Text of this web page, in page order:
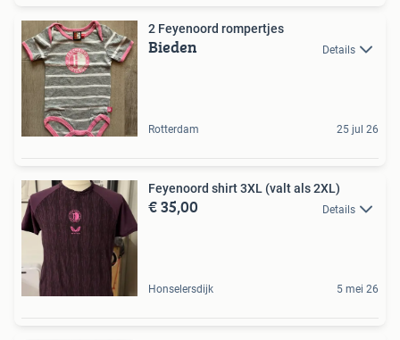
2 Feyenoord rompertjes
Bieden Details
Rotterdam 25 jul 26
Feyenoord shirt 3XL (valt als 2XL)
€ 35,00 Details
Honselersdijk 5 mei 26